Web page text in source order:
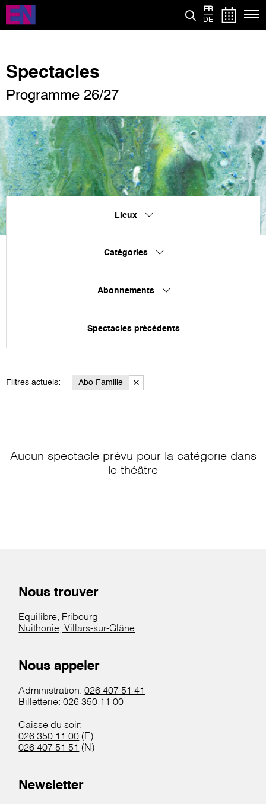
Aller
contenu
FR
DE
Spectacles
Programme 26/27
Lieux
Catégories
Abonnements
Spectacles précédents
Filtres actuels: Abo Famille
Aucun spectacle prévu pour la catégorie dans
le théâtre
Nous trouver
Equilibre, Fribourg
Nuithonie, Villars-sur-Glâne
Nous appeler
Administration:026 407 51 41
Billetterie:026 350 11 00
Caisse du soir:
026 350 11 00 (E)
026 407 51 51 (N)
Newsletter